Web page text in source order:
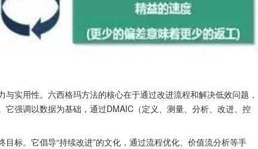
实用性。六西格玛方法的核心在于通过改进流程和解决低效问题，
强调以数据为基础，通过DMAIC（定义、测量、分析、改进、控
标。它倡导“持续改进”的文化，通过流程优化、价值流分析等手